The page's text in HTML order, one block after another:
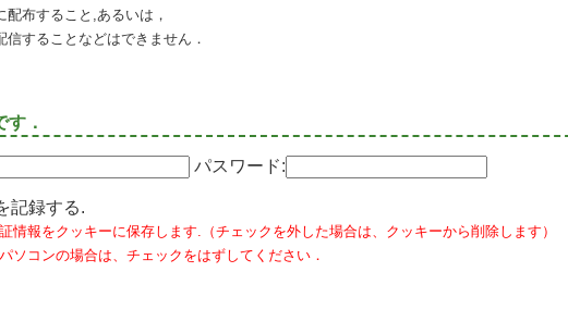
配布すること,あるいは，
信することなどはできません．
す．
パスワード:
記録する.
情報をクッキーに保存します.（チェックを外した場合は、クッキーから削除します）
ソコンの場合は、チェックをはずしてください．